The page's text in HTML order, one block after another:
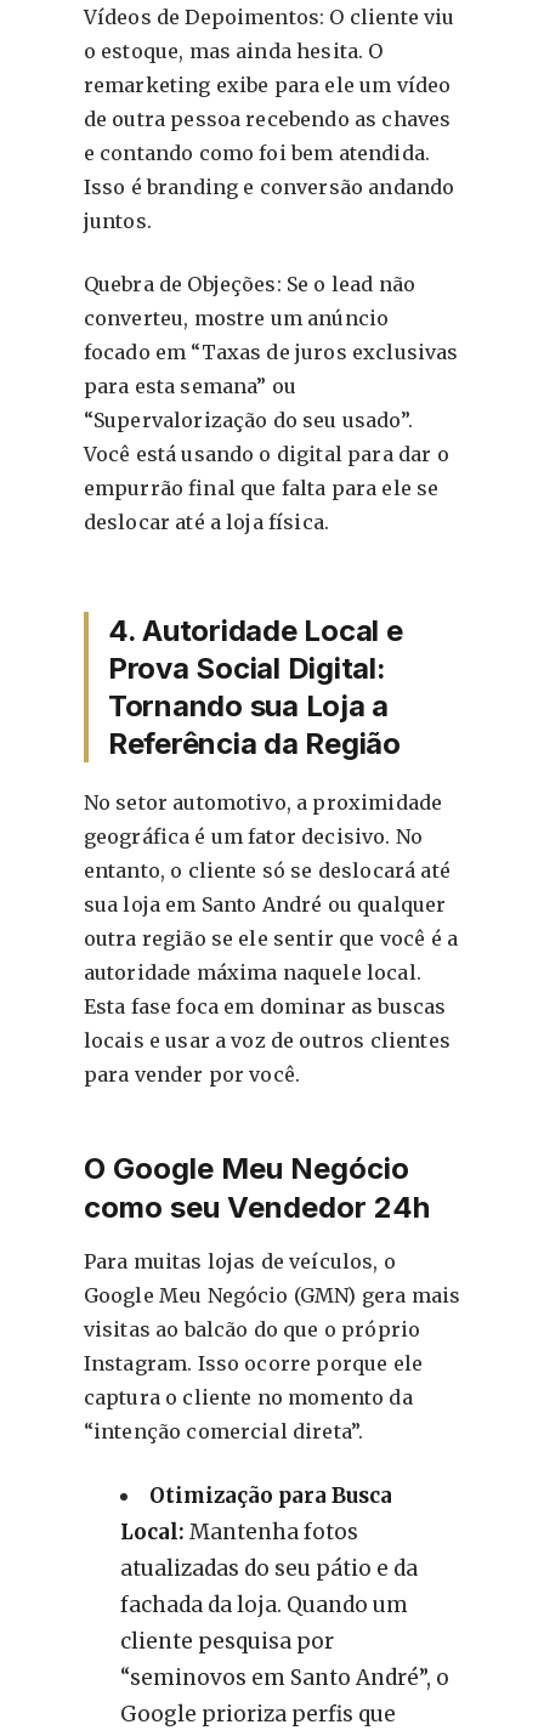
Vídeos de Depoimentos: O cliente viu
o estoque, mas ainda hesita. O
remarketing exibe para ele um vídeo
de outra pessoa recebendo as chaves
e contando como foi bem atendida.
Isso é branding e conversão andando
juntos.
Quebra de Objeções: Se o lead não
converteu, mostre um anúncio
focado em “Taxas de juros exclusivas
para esta semana” ou
“Supervalorização do seu usado”.
Você está usando o digital para dar o
empurrão final que falta para ele se
deslocar até a loja física.
4. Autoridade Local e
Prova Social Digital:
Tornando sua Loja a
Referência da Região
No setor automotivo, a proximidade
geográfica é um fator decisivo. No
entanto, o cliente só se deslocará até
sua loja em Santo André ou qualquer
outra região se ele sentir que você é a
autoridade máxima naquele local.
Esta fase foca em dominar as buscas
locais e usar a voz de outros clientes
para vender por você.
O Google Meu Negócio
como seu Vendedor 24h
Para muitas lojas de veículos, o
Google Meu Negócio (GMN) gera mais
visitas ao balcão do que o próprio
Instagram. Isso ocorre porque ele
captura o cliente no momento da
“intenção comercial direta”.
Otimização para Busca
Local: Mantenha fotos
atualizadas do seu pátio e da
fachada da loja. Quando um
cliente pesquisa por
“seminovos em Santo André”, o
Google prioriza perfis que